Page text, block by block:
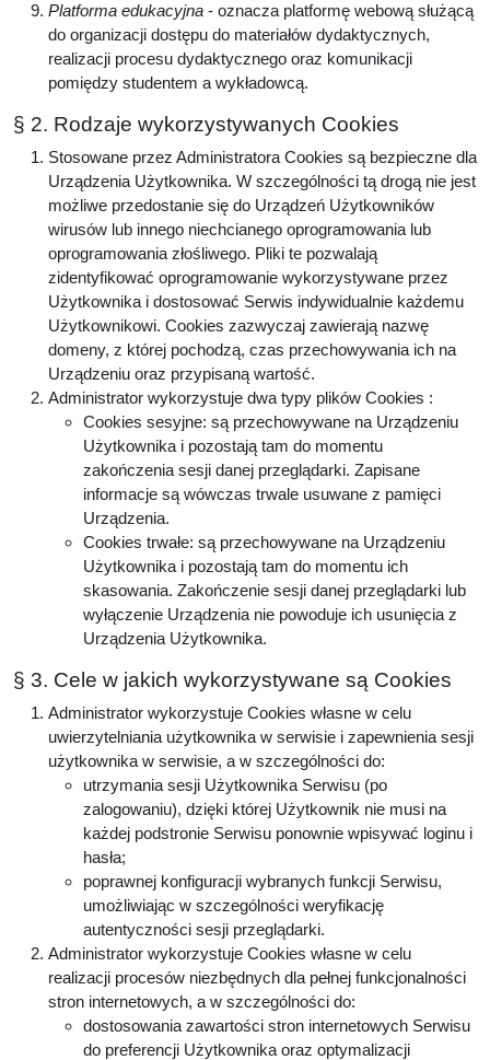
Platforma edukacyjna - oznacza platformę webową służącą
do organizacji dostępu do materiałów dydaktycznych,
realizacji procesu dydaktycznego oraz komunikacji
pomiędzy studentem a wykładowcą.
§ 2. Rodzaje wykorzystywanych Cookies
Stosowane przez Administratora Cookies są bezpieczne dla
Urządzenia Użytkownika. W szczególności tą drogą nie jest
możliwe przedostanie się do Urządzeń Użytkowników
wirusów lub innego niechcianego oprogramowania lub
oprogramowania złośliwego. Pliki te pozwalają
zidentyfikować oprogramowanie wykorzystywane przez
Użytkownika i dostosować Serwis indywidualnie każdemu
Użytkownikowi. Cookies zazwyczaj zawierają nazwę
domeny, z której pochodzą, czas przechowywania ich na
Urządzeniu oraz przypisaną wartość.
Administrator wykorzystuje dwa typy plików Cookies :
Cookies sesyjne: są przechowywane na Urządzeniu
Użytkownika i pozostają tam do momentu
zakończenia sesji danej przeglądarki. Zapisane
informacje są wówczas trwale usuwane z pamięci
Urządzenia.
Cookies trwałe: są przechowywane na Urządzeniu
Użytkownika i pozostają tam do momentu ich
skasowania. Zakończenie sesji danej przeglądarki lub
wyłączenie Urządzenia nie powoduje ich usunięcia z
Urządzenia Użytkownika.
§ 3. Cele w jakich wykorzystywane są Cookies
Administrator wykorzystuje Cookies własne w celu
uwierzytelniania użytkownika w serwisie i zapewnienia sesji
użytkownika w serwisie, a w szczególności do:
utrzymania sesji Użytkownika Serwisu (po
zalogowaniu), dzięki której Użytkownik nie musi na
każdej podstronie Serwisu ponownie wpisywać loginu i
hasła;
poprawnej konfiguracji wybranych funkcji Serwisu,
umożliwiając w szczególności weryfikację
autentyczności sesji przeglądarki.
Administrator wykorzystuje Cookies własne w celu
realizacji procesów niezbędnych dla pełnej funkcjonalności
stron internetowych, a w szczególności do:
dostosowania zawartości stron internetowych Serwisu
do preferencji Użytkownika oraz optymalizacji